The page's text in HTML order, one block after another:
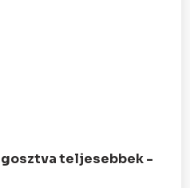
teljesebbek -